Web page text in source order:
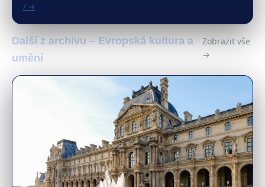
/ →
Další z archivu – Evropská kultura a
umění
Zobrazit vše
→